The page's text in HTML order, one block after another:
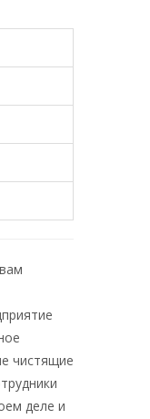
чистящие
деле и